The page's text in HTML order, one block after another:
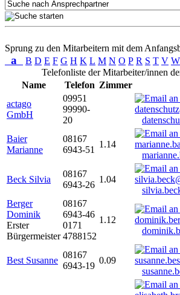
Sprung zu den Mitarbeitern mit dem
a B D E F G H K L M N O P R S T V W
Telefonliste der Mitarbeiter/innen
Name
Telefon Zimmer
actago
GmbH
09951
99990-
20
Baier
Marianne
08167
6943-51
1.14
Beck Silvia
08167
6943-26
1.04
Berger
Dominik
Erster
Bürgermeister
08167
6943-46
0171
4788152
1.12
Best Susanne
08167
6943-19
0.09